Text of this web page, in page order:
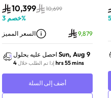
الكاميرا فقط | أسود
10,399 10,699
خصم 3 %
السعر المميز 9,879
احصل عليه بحلول Sun, Aug 9
إذا تم الطلب خلال 4 hrs 55 mins
أضف إلى السلة